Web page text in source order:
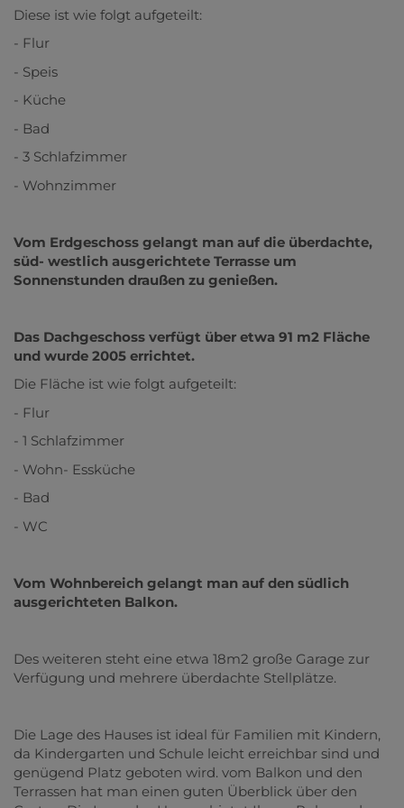
Diese ist wie folgt aufgeteilt:
- Flur
- Speis
- Küche
- Bad
- 3 Schlafzimmer
- Wohnzimmer
Vom Erdgeschoss gelangt man auf die überdachte,
süd- westlich ausgerichtete Terrasse um
Sonnenstunden draußen zu genießen.
Das Dachgeschoss verfügt über etwa 91 m2 Fläche
und wurde 2005 errichtet.
Die Fläche ist wie folgt aufgeteilt:
- Flur
- 1 Schlafzimmer
- Wohn- Essküche
- Bad
- WC
Vom Wohnbereich gelangt man auf den südlich
ausgerichteten Balkon.
Des weiteren steht eine etwa 18m2 große Garage zur
Verfügung und mehrere überdachte Stellplätze.
Die Lage des Hauses ist ideal für Familien mit Kindern,
da Kindergarten und Schule leicht erreichbar sind und
genügend Platz geboten wird. vom Balkon und den
Terrassen hat man einen guten Überblick über den